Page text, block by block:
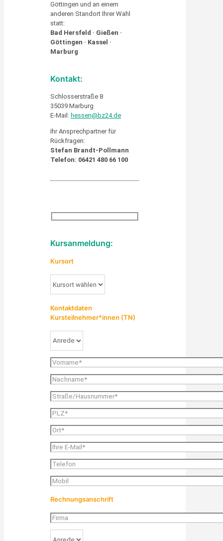
Göttingen und an einem
anderen Standort Ihrer Wahl
statt:
Bad Hersfeld · Gießen ·
Göttingen · Kassel ·
Marburg
Kontakt:
Schlosserstraße 8
35039 Marburg
E-Mail: hessen@bz24.de
Ihr Ansprechpartner für
Rückfragen:
Stefan Brandt-Pollmann
Telefon: 06421 480 66 100
Kursanmeldung:
Kursort
Kontaktdaten
Kursteilnehmer*innen (TN)
Rechnungsanschrift